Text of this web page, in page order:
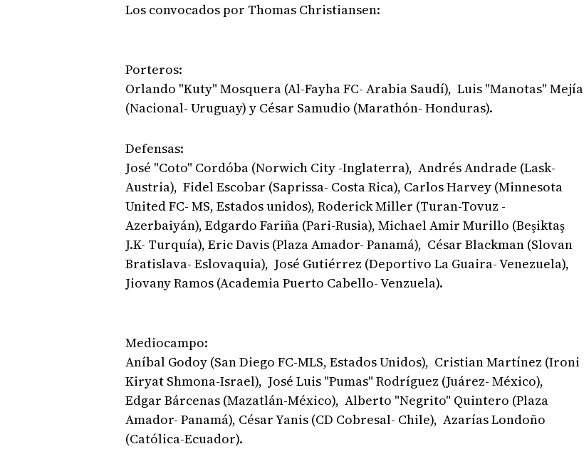
Los convocados por Thomas Christiansen:
Porteros:
Orlando "Kuty" Mosquera (Al-Fayha FC- Arabia Saudí), Luis "Manotas" Mejía
(Nacional- Uruguay) y César Samudio (Marathón- Honduras).
Defensas:
José "Coto" Cordóba (Norwich City -Inglaterra), Andrés Andrade (Lask-
Austria), Fidel Escobar (Saprissa- Costa Rica), Carlos Harvey (Minnesota
United FC- MS, Estados unidos), Roderick Miller (Turan-Tovuz -
Azerbaiyán), Edgardo Fariña (Pari-Rusia), Michael Amir Murillo (Beşiktaş
J.K- Turquía), Eric Davis (Plaza Amador- Panamá), César Blackman (Slovan
Bratislava- Eslovaquia), José Gutiérrez (Deportivo La Guaira- Venezuela),
Jiovany Ramos (Academia Puerto Cabello- Venzuela).
Mediocampo:
Aníbal Godoy (San Diego FC-MLS, Estados Unidos), Cristian Martínez (Ironi
Kiryat Shmona-Israel), José Luis "Pumas" Rodríguez (Juárez- México),
Edgar Bárcenas (Mazatlán-México), Alberto "Negrito" Quintero (Plaza
Amador- Panamá), César Yanis (CD Cobresal- Chile), Azarías Londoño
(Católica-Ecuador).